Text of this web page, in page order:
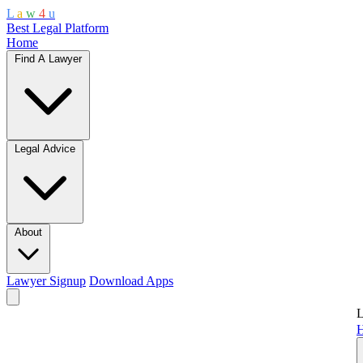
L a w 4 u
Best Legal Platform
Home
Find A Lawyer
Legal Advice
About
Lawyer Signup Download Apps